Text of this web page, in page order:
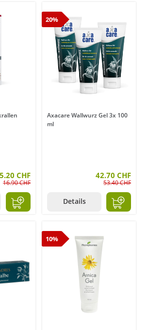
Bewertung von 5 von 5 Sternen
CHF
16.90 CHF
20%
Axacare Wallwurz Gel 3x 100
ml
42.70 CHF
53.40 CHF
Details
10%